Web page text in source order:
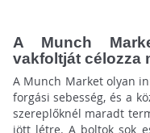
A Munch
vakfoltját célozza
A Munch Market olyan
forgási sebesség, és a
szereplőknél maradt
jött létre. A boltok sok